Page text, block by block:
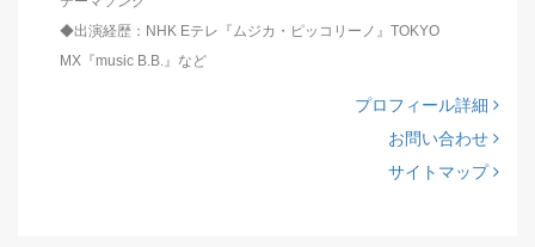
◆出演経歴：NHK Eテレ『ムジカ・ピッコリーノ』TOKYO
MX『music B.B.』など
プロフィール詳細
お問い合わせ
サイトマップ